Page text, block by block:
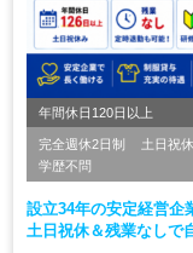
年間休日120日以上
完全週休2日制 土日祝
学歴不問
設立34年の安定経
土日祝休＆残業なしで